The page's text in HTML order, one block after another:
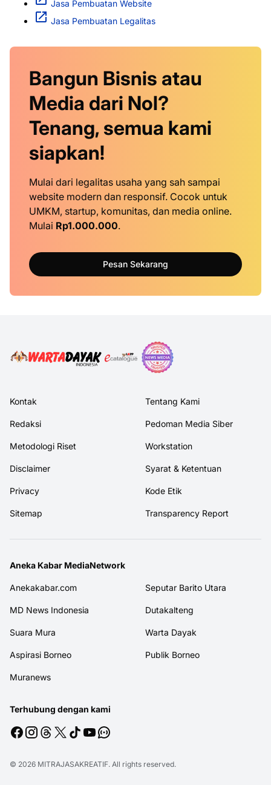
Jasa Pembuatan Website
Jasa Pembuatan Legalitas
Bangun Bisnis atau
Media dari Nol?
Tenang, semua kami
siapkan!
Mulai dari legalitas usaha yang sah sampai
website modern dan responsif. Cocok untuk
UMKM, startup, komunitas, dan media online.
Mulai Rp1.000.000.
Pesan Sekarang
Kontak Tentang Kami
Redaksi Pedoman Media Siber
Metodologi Riset Workstation
Disclaimer Syarat & Ketentuan
Privacy Kode Etik
Sitemap Transparency Report
Aneka Kabar MediaNetwork
Anekakabar.com Seputar Barito Utara
MD News Indonesia Dutakalteng
Suara Mura Warta Dayak
Aspirasi Borneo Publik Borneo
Muranews
Terhubung dengan kami
© 2026 MITRAJASAKREATIF. All rights reserved.